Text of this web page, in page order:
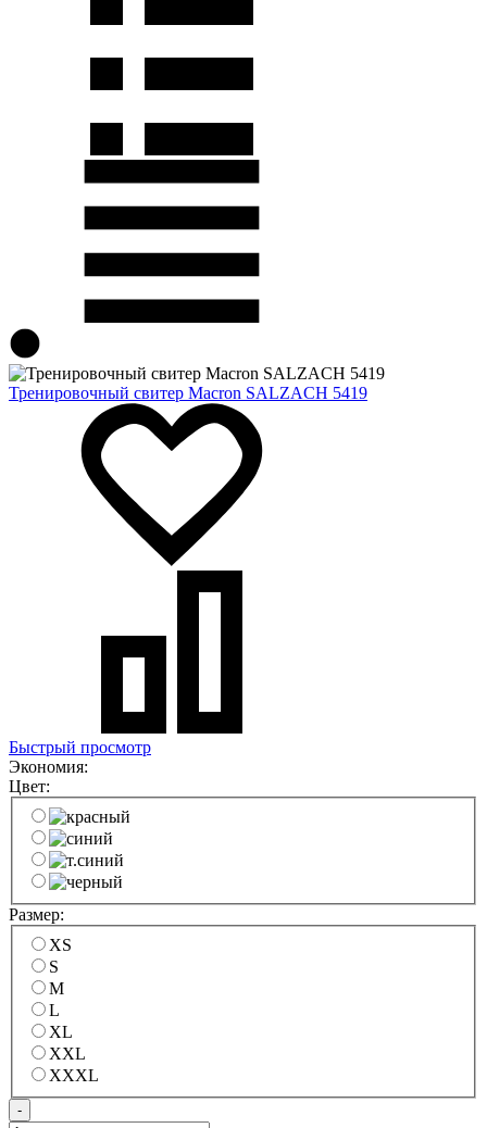
Тренировочный свитер Macron SALZACH 5419
Быстрый просмотр
Экономия:
Цвет:
Размер:
XS
S
M
L
XL
XXL
XXXL
-